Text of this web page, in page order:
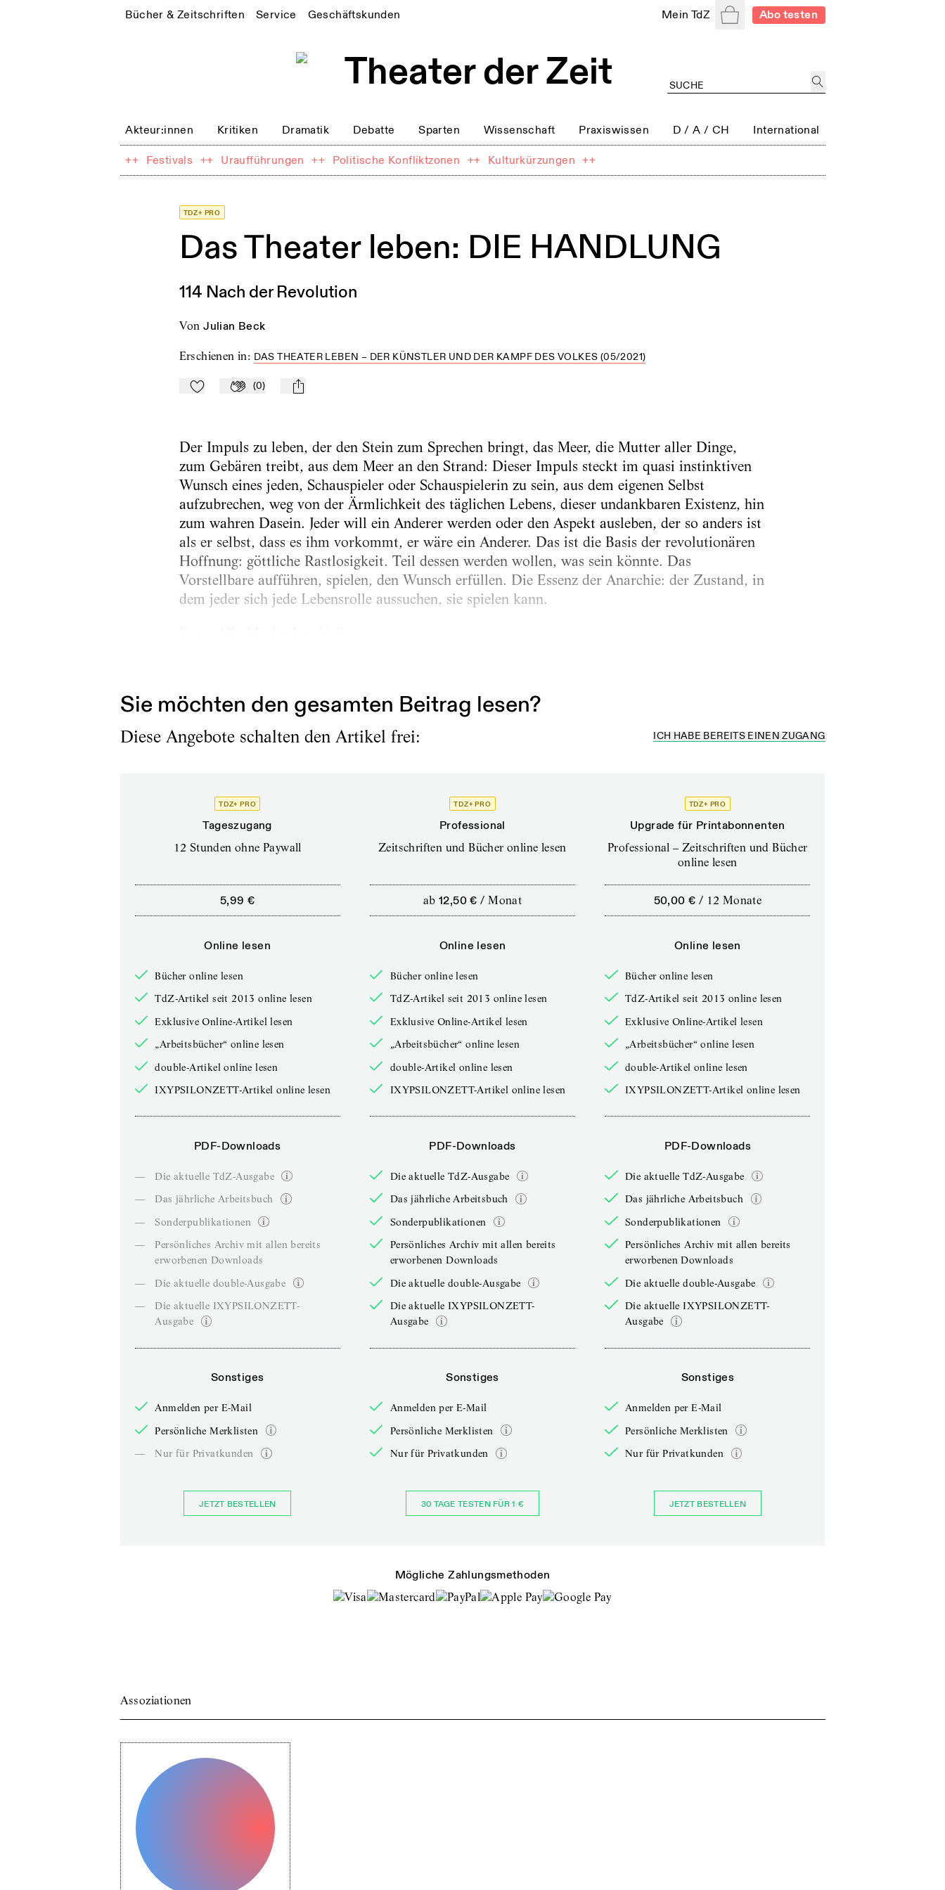
Bücher & Zeitschriften Service Geschäftskunden Mein TdZ WarenkorbAbo testen
Akteur:innen Kritiken Dramatik Debatte Sparten Wissenschaft Praxiswissen D / A / CH International
++ Festivals ++ Uraufführungen ++ Politische Konfliktzonen ++ Kulturkürzungen ++
TDZ+ PRO
Das Theater leben: DIE HANDLUNG
114 Nach der Revolution
von Julian Beck
Erschienen in: DAS THEATER LEBEN – DER KÜNSTLER UND DER KAMPF DES VOLKES (05/2021)
Zu Mein-TdZ hinzufügen
Applaudieren
(0) mail
Der Impuls zu leben, der den Stein zum Sprechen bringt, das Meer, die Mutter aller Dinge,
zum Gebären treibt, aus dem Meer an den Strand: Dieser Impuls steckt im quasi instinktiven
Wunsch eines jeden, Schauspieler oder Schauspielerin zu sein, aus dem eigenen Selbst
aufzubrechen, weg von der Ärmlichkeit des täglichen Lebens, dieser undankbaren Existenz, hin
zum wahren Dasein. Jeder will ein Anderer werden oder den Aspekt ausleben, der so anders ist
als er selbst, dass es ihm vorkommt, er wäre ein Anderer. Das ist die Basis der revolutionären
Hoffnung: göttliche Rastlosigkeit. Teil dessen werden wollen, was sein könnte. Das
Vorstellbare aufführen, spielen, den Wunsch erfüllen. Die Essenz der Anarchie: der Zustand, in
dem jeder sich jede Lebensrolle aussuchen, sie spielen kann.
Sie möchten den gesamten Beitrag lesen?
Diese Angebote schalten den Artikel frei: ICH HABE BEREITS EINEN ZUGANG
TDZ+ PRO
Tageszugang
12 Stunden ohne Paywall
5,99 €
Online lesen
Bücher online lesen
TdZ-Artikel seit 2013 online lesen
Exklusive Online-Artikel lesen
„Arbeitsbücher“ online lesen
double-Artikel online lesen
IXYPSILONZETT-Artikel online lesen
PDF-Downloads
—
Die aktuelle TdZ-Ausgabe
—
Das jährliche Arbeitsbuch
—
Sonderpublikationen
—
Persönliches Archiv mit allen bereits
erworbenen Downloads
—
Die aktuelle double-Ausgabe
—
Die aktuelle IXYPSILONZETT-
Ausgabe
Sonstiges
Anmelden per E-Mail
Persönliche Merklisten
—
Nur für Privatkunden
JETZT BESTELLEN
TDZ+ PRO
Professional
Zeitschriften und Bücher online lesen
ab 12,50 € /Monat
Online lesen
Bücher online lesen
TdZ-Artikel seit 2013 online lesen
Exklusive Online-Artikel lesen
„Arbeitsbücher“ online lesen
double-Artikel online lesen
IXYPSILONZETT-Artikel online lesen
PDF-Downloads
Die aktuelle TdZ-Ausgabe
Das jährliche Arbeitsbuch
Sonderpublikationen
Persönliches Archiv mit allen bereits
erworbenen Downloads
Die aktuelle double-Ausgabe
Die aktuelle IXYPSILONZETT-
Ausgabe
Sonstiges
Anmelden per E-Mail
Persönliche Merklisten
Nur für Privatkunden
30 TAGE TESTEN FÜR 1 €
TDZ+ PRO
Upgrade für Printabonnenten
Professional – Zeitschriften und Bücher
online lesen
50,00 € / 12 Monate
Online lesen
Bücher online lesen
TdZ-Artikel seit 2013 online lesen
Exklusive Online-Artikel lesen
„Arbeitsbücher“ online lesen
double-Artikel online lesen
IXYPSILONZETT-Artikel online lesen
PDF-Downloads
Die aktuelle TdZ-Ausgabe
Das jährliche Arbeitsbuch
Sonderpublikationen
Persönliches Archiv mit allen bereits
erworbenen Downloads
Die aktuelle double-Ausgabe
Die aktuelle IXYPSILONZETT-
Ausgabe
Sonstiges
Anmelden per E-Mail
Persönliche Merklisten
Nur für Privatkunden
JETZT BESTELLEN
Mögliche Zahlungsmethoden
Assoziationen